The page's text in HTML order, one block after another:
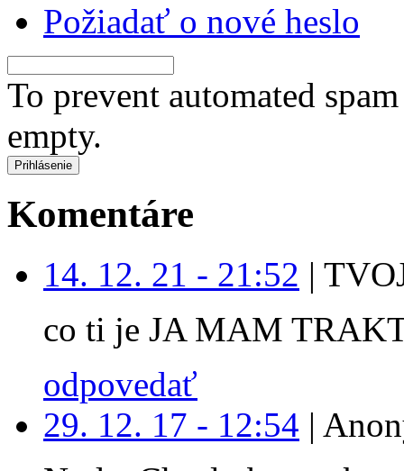
Požiadať o nové heslo
To prevent automated
empty.
Komentáre
14. 12. 21 - 21:52 |
co ti je JA MAM
odpovedať
29. 12. 17 - 12:54 |